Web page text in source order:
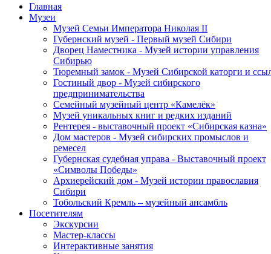
Главная
Музеи
Музей Семьи Императора Николая II
Губернский музей - Первый музей Сибири
Дворец Наместника - Музей истории управления
Сибирью
Тюремный замок - Музей Сибирской каторги и
Гостиный двор - Музей сибирского
предпринимательства
Семейный музейный центр «Камелёк»
Музей уникальных книг и редких изданий
Рентерея - выставочный проект «Сибирская казна»
Дом мастеров - Музей сибирских промыслов и
ремесел
Губернская судебная управа - Выставочный проект
«Символы Победы»
Архиерейский дом - Музей истории православия
Сибири
Тобольский Кремль – музейный ансамбль
Посетителям
Экскурсии
Мастер-классы
Интерактивные занятия